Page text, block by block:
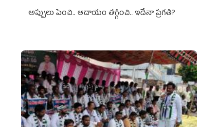
అప్పులు పెంచి.. ఆదాయం తగ్గించి.. ఇదేనా ప్రగతి?